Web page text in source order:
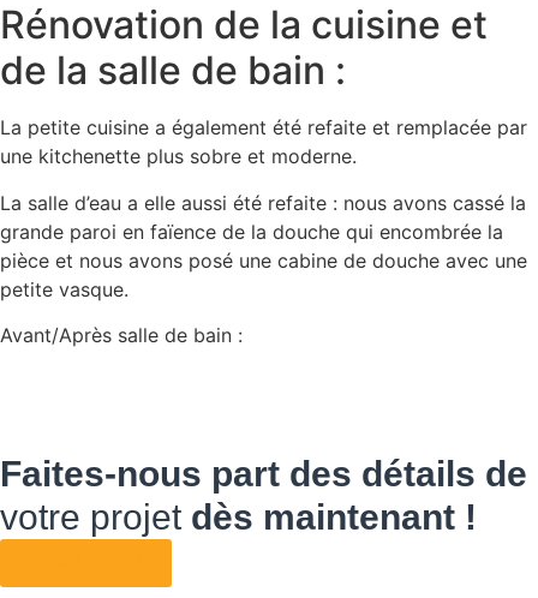
Rénovation de la cuisine et
de la salle de bain :
La petite cuisine a également été refaite et remplacée par
une kitchenette plus sobre et moderne.
La salle d’eau a elle aussi été refaite : nous avons cassé la
grande paroi en faïence de la douche qui encombrée la
pièce et nous avons posé une cabine de douche avec une
petite vasque.
Avant/Après salle de bain :
Faites-nous part des détails de
votre projet dès maintenant !